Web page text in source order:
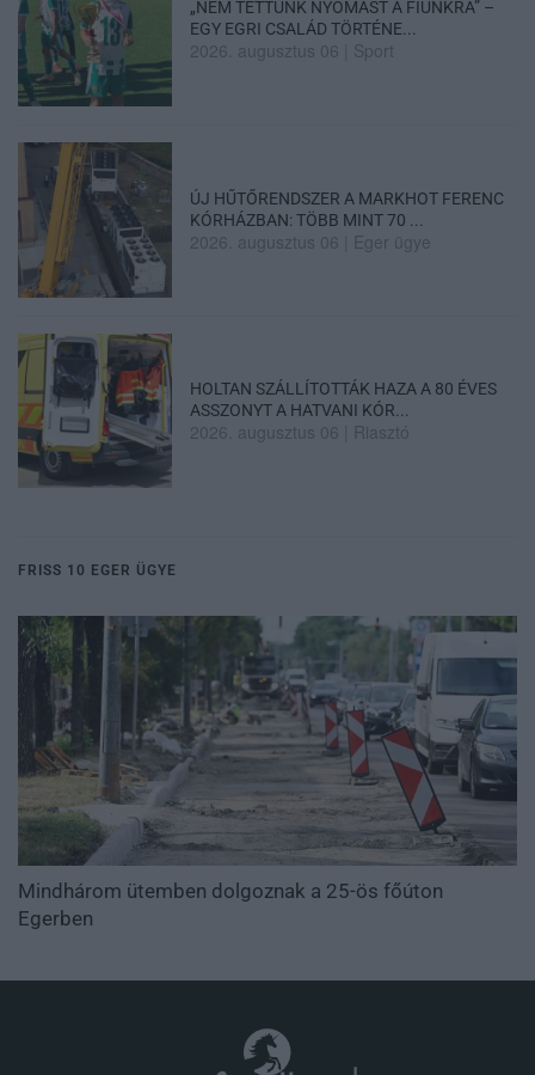
„NEM TETTÜNK NYOMÁST A FIUNKRA” –
EGY EGRI CSALÁD TÖRTÉNE...
2026. augusztus 06 Sport
ÚJ HŰTŐRENDSZER A MARKHOT FERENC
KÓRHÁZBAN: TÖBB MINT 70 ...
2026. augusztus 06 Eger ügye
HOLTAN SZÁLLÍTOTTÁK HAZA A 80 ÉVES
ASSZONYT A HATVANI KÓR...
2026. augusztus 06 Riasztó
FRISS 10 EGER ÜGYE
Mindhárom ütemben dolgoznak a 25-ös főúton
Egerben